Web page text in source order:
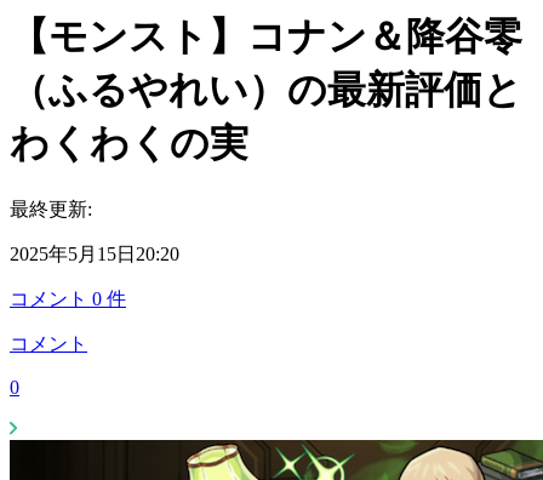
【モンスト】コナン＆降谷零
（ふるやれい）の最新評価と
わくわくの実
最終更新:
2025年5月15日20:20
コメント 0 件
コメント
0